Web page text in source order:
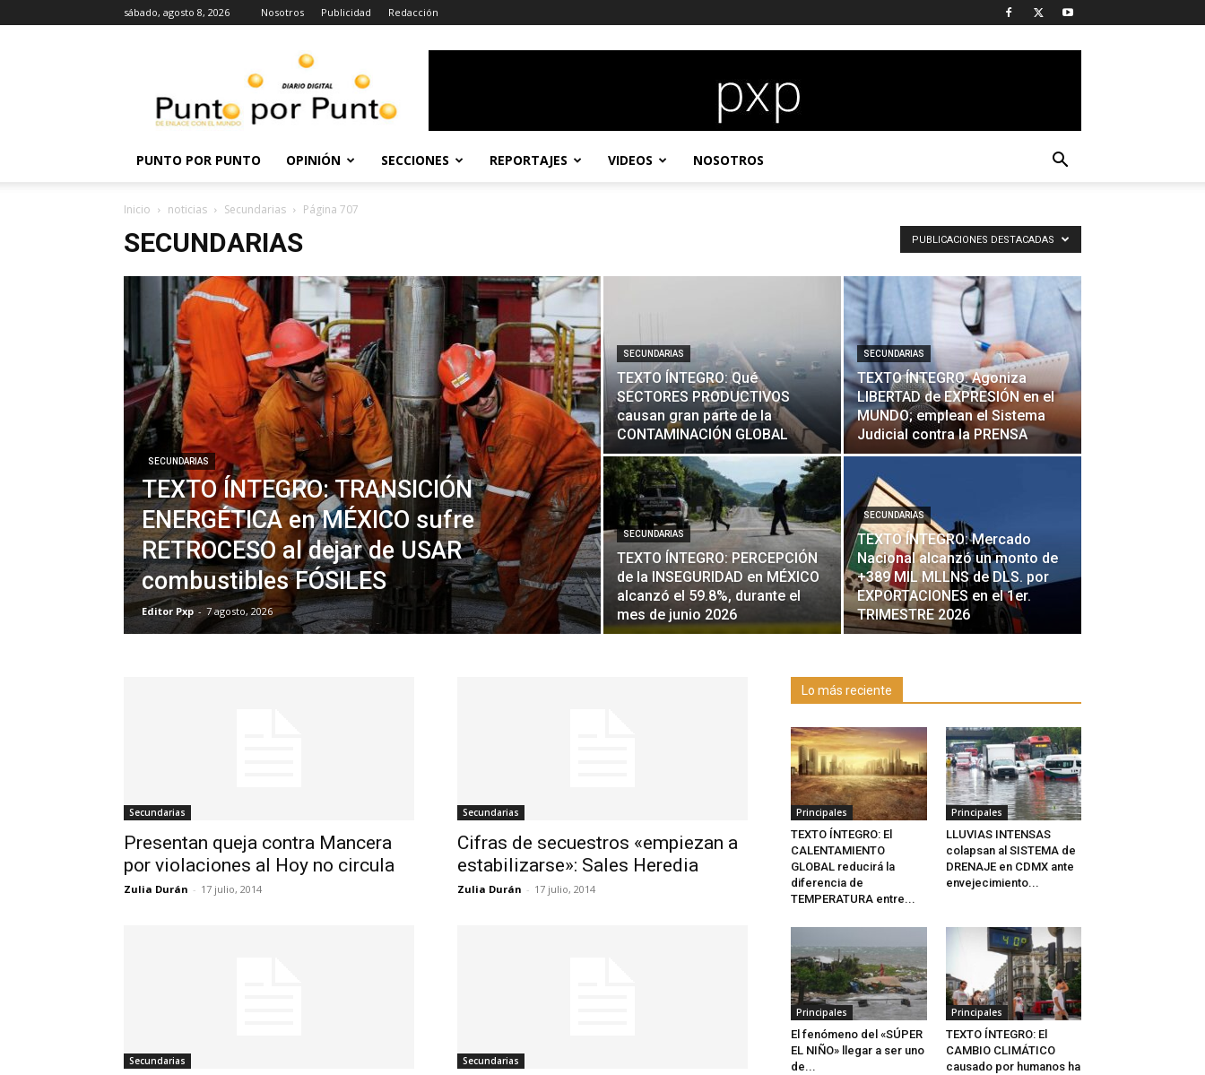
sábado, agosto 8, 2026 Nosotros Publicidad Redacción
Punto
PUNTO POR PUNTO OPINIÓN SECCIONES REPORTAJES VIDEOS NOSOTROS
Inicio noticias Secundarias Página 707
SECUNDARIAS PUBLICACIONES DESTACADAS
SECUNDARIAS
TEXTO ÍNTEGRO: TRANSICIÓN
ENERGÉTICA en MÉXICO sufre
RETROCESO al dejar de USAR
combustibles FÓSILES
Editor Pxp - 7 agosto, 2026
SECUNDARIAS
TEXTO ÍNTEGRO: Qué
SECTORES PRODUCTIVOS
causan gran parte de la
CONTAMINACIÓN GLOBAL
SECUNDARIAS
TEXTO ÍNTEGRO: Agoniza
LIBERTAD de EXPRESIÓN en el
MUNDO; emplean el Sistema
Judicial contra la PRENSA
SECUNDARIAS
TEXTO ÍNTEGRO: PERCEPCIÓN
de la INSEGURIDAD en MÉXICO
alcanzó el 59.8%, durante el
mes de junio 2026
SECUNDARIAS
TEXTO ÍNTEGRO: Mercado
Nacional alcanzó un monto de
+389 MIL MLLNS de DLS. por
EXPORTACIONES en el 1er.
TRIMESTRE 2026
Secundarias
Presentan queja contra Mancera
por violaciones al Hoy no circula
Zulia Durán - 17 julio, 2014
Secundarias
Cifras de secuestros «empiezan a
estabilizarse»: Sales Heredia
Zulia Durán - 17 julio, 2014
Secundarias Secundarias
Lo más reciente
Principales
TEXTO ÍNTEGRO: El
CALENTAMIENTO
GLOBAL reducirá la
diferencia de
TEMPERATURA entre...
Principales
LLUVIAS INTENSAS
colapsan al SISTEMA de
DRENAJE en CDMX ante
envejecimiento...
Principales
El fenómeno del «SÚPER
EL NIÑO» llegar a ser uno
de...
Principales
TEXTO ÍNTEGRO: El
CAMBIO CLIMÁTICO
causado por humanos ha